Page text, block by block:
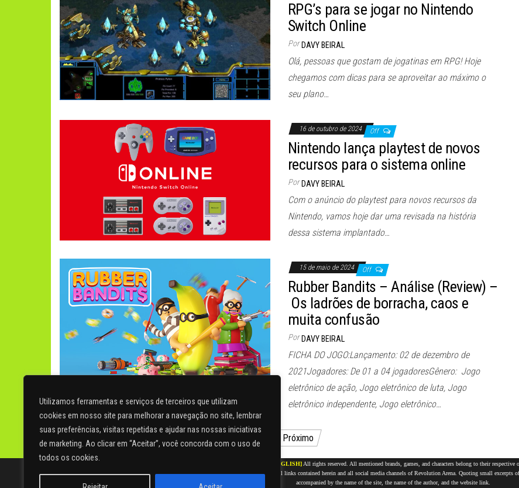
Utilizamos ferramentas e serviços de terceiros que utilizam
cookies em nosso site para melhorar a navegação no site, lembrar
suas preferências, visitas repetidas e ajudar nas nossas iniciativas
de marketing. Ao clicar em “Aceitar”, você concorda com o uso de
todos os cookies.
RPG’s para se jogar no Nintendo
Switch Online
Por DAVY BEIRAL
Olá, pessoas que gostam de jogatinas em RPG! Hoje
chegamos com dicas para se aproveitar ao máximo o
seu plano…
16 de outubro de 2024 Off
Nintendo lança playtest de novos
recursos para o sistema online
Por DAVY BEIRAL
Com o anúncio do playtest para novos recursos da
Nintendo, vamos hoje dar uma revisada na história
dessa sistema implantado…
15 de maio de 2024 Off
Rubber Bandits – Análise (Review) –
Os ladrões de borracha, caos e
muita confusão
Por DAVY BEIRAL
FICHA DO JOGO:Lançamento: 02 de dezembro de
2021Jogadores: De 01 a 04 jogadoresGênero: Jogo
eletrônico de ação, Jogo eletrônico de luta, Jogo
eletrônico independente, Jogo eletrônico…
Paginação
de
posts
Próximo
[ENGLISH] All rights reserved. All mentioned brands, games, and characters belong to their
full or most of the text of the articles and other content published on this site, including all links contained herein and all social media channels of Revolution Arena. Quoting small excerpts
accompanied by the name of the site, the name of the author, and the website link.